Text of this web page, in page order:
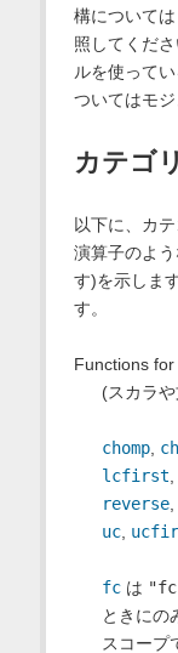
構については
照してくだ
ルを使って
ついてはモジ
カテゴ
以下に、カ
演算子のよ
す)を示しま
す。
Functions
(スカラ
chomp,
lcfirst
reverse,
uc,
fcは
ときにの
スコープ